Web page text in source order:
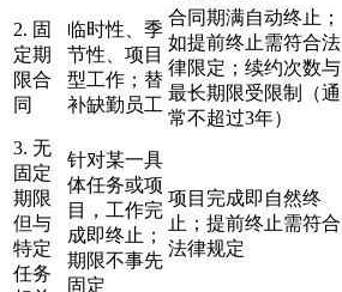
2. 固
定期
限合
同
临时性、季
节性、项目
型工作；替
补缺勤员工
合同期满自动终止；
如提前终止需符合法
律限定；续约次数与
最长期限受限制（通
常不超过3年）
3. 无
固定
期限
但与
特定
任务
针对某一具
体任务或项
目，工作完
成即终止；
期限不事先
固定
项目完成即自然终
止；提前终止需符合
法律规定